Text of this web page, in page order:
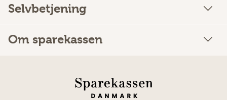
Selvbetjening
Om sparekassen